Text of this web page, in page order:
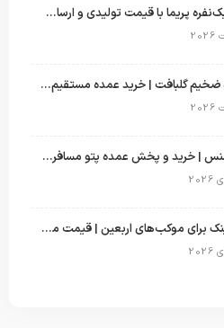
فروش عمده پتو یک‌نفره پریما با قیمت تولیدی و ارسال به سراسر کشور
قیمت پتو یک‌نفره ضخیم گلبافت | خرید عمده مستقیم با بهترین قیمت
قیمت پتو سبک سنس | خرید و پخش عمده پتو مسافرتی Sense
خرید عمده پتو مینک برای موکب‌های اربعین | قیمت مناسب و ارسال سریع